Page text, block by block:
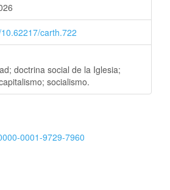
carth.722
doctrina social de la Iglesia;
socialismo.
0001-9729-7960